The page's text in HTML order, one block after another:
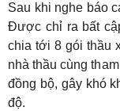
Sau khi nghe báo
Được chỉ ra bất
chia tới 8 gói thầu
nhà thầu cùng
đồng bộ, gây khó
độ.